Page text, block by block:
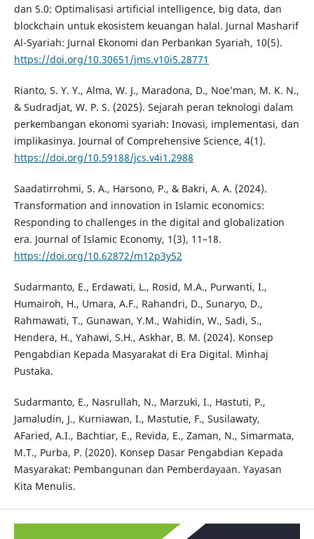
dan 5.0: Optimalisasi artificial intelligence, big data, dan
blockchain untuk ekosistem keuangan halal. Jurnal Masharif
Al-Syariah: Jurnal Ekonomi dan Perbankan Syariah, 10(5).
https://doi.org/10.30651/jms.v10i5.28771
Rianto, S. Y. Y., Alma, W. J., Maradona, D., Noe’man, M. K. N.,
& Sudradjat, W. P. S. (2025). Sejarah peran teknologi dalam
perkembangan ekonomi syariah: Inovasi, implementasi, dan
implikasinya. Journal of Comprehensive Science, 4(1).
https://doi.org/10.59188/jcs.v4i1.2988
Saadatirrohmi, S. A., Harsono, P., & Bakri, A. A. (2024).
Transformation and innovation in Islamic economics:
Responding to challenges in the digital and globalization
era. Journal of Islamic Economy, 1(3), 11–18.
https://doi.org/10.62872/m12p3y52
Sudarmanto, E., Erdawati, L., Rosid, M.A., Purwanti, I.,
Humairoh, H., Umara, A.F., Rahandri, D., Sunaryo, D.,
Rahmawati, T., Gunawan, Y.M., Wahidin, W., Sadi, S.,
Hendera, H., Yahawi, S.H., Askhar, B. M. (2024). Konsep
Pengabdian Kepada Masyarakat di Era Digital. Minhaj
Pustaka.
Sudarmanto, E., Nasrullah, N., Marzuki, I., Hastuti, P.,
Jamaludin, J., Kurniawan, I., Mastutie, F., Susilawaty,
AFaried, A.I., Bachtiar, E., Revida, E., Zaman, N., Simarmata,
M.T., Purba, P. (2020). Konsep Dasar Pengabdian Kepada
Masyarakat: Pembangunan dan Pemberdayaan. Yayasan
Kita Menulis.